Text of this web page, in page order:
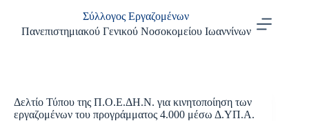
περιεχόμενο
Σύλλογος Εργαζομένων
Πανεπιστημιακού Γενικού Νοσοκομείου Ιωαννίνων
Δελτίο Τύπου της Π.Ο.Ε.ΔΗ.Ν. για κινητοποίηση των
εργαζομένων του προγράμματος 4.000 μέσω Δ.ΥΠ.Α.